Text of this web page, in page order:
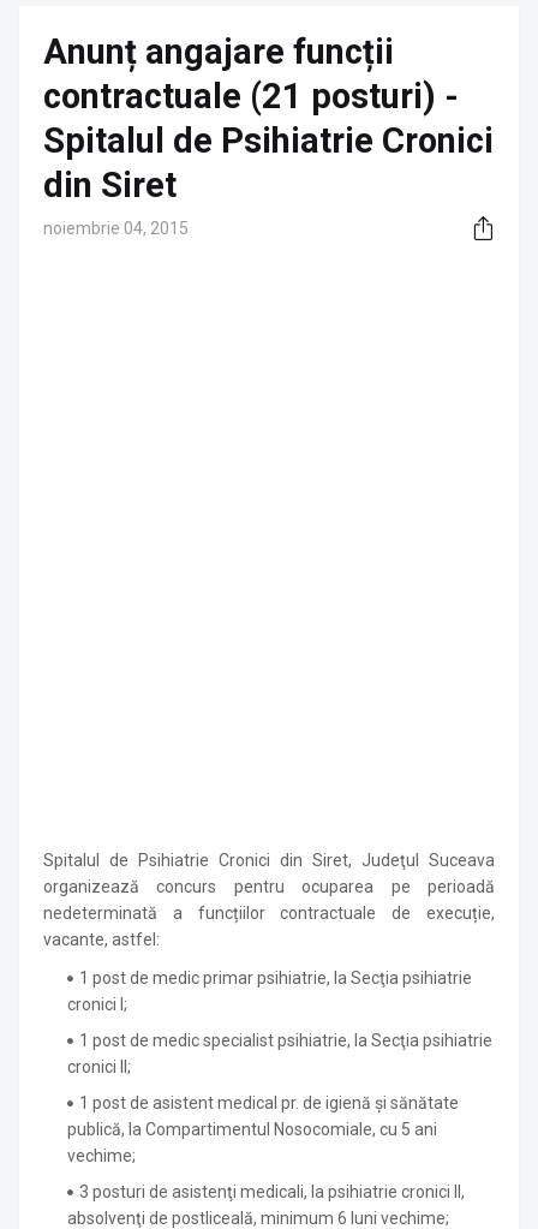
Anunț angajare funcții
contractuale (21 posturi) -
Spitalul de Psihiatrie Cronici
din Siret
noiembrie 04, 2015
Spitalul de Psihiatrie Cronici din Siret, Judeţul Suceava
organizează concurs pentru ocuparea pe perioadă
nedeterminată a funcțiilor contractuale de execuție,
vacante, astfel:
1 post de medic primar psihiatrie, la Secţia psihiatrie
cronici I;
1 post de medic specialist psihiatrie, la Secţia psihiatrie
cronici II;
1 post de asistent medical pr. de igienă şi sănătate
publică, la Compartimentul Nosocomiale, cu 5 ani
vechime;
3 posturi de asistenţi medicali, la psihiatrie cronici II,
absolvenţi de postliceală, minimum 6 luni vechime;